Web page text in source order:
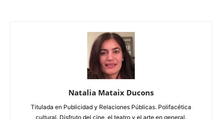
Natalia Mataix Ducons
Titulada en Publicidad y Relaciones Públicas. Polifacética
cultural. Disfruto del cine, el teatro y el arte en general.